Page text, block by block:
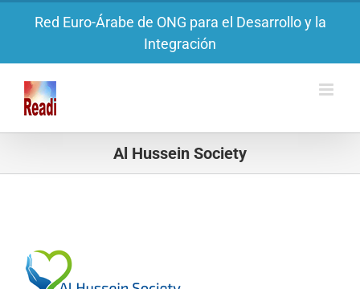
Red Euro-Árabe de ONG para el Desarrollo y la
Integración
Al Hussein Society